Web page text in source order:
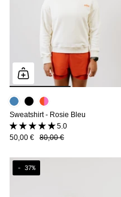
Sweatshirt - Rosie Bleu
5.0 (3 avis)
50,00 € 80,00 €
- 37%